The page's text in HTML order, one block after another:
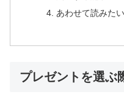
あわせて読みたい
プレゼントを選ぶ